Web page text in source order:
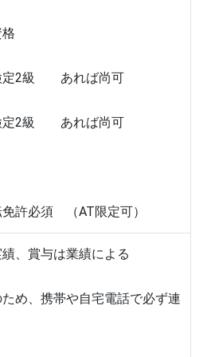
2級　　あれば尚可
2級　　あれば尚可
許必須　（AT限定可）
、賞与は業績による
ため、携帯や自宅電話で必ず連